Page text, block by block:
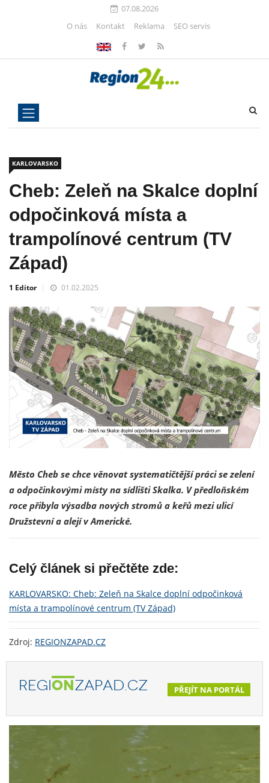
07.08.2026
O nás
Kontakt Reklama SEO servis
KARLOVARSKO
Cheb: Zeleň na Skalce doplní
odpočinková místa a
trampolínové centrum (TV
Západ)
1 Editor 01.02.2025
Město Cheb se chce věnovat systematičtější práci se zelení
a odpočinkovými místy na sídlišti Skalka. V předloňském
roce přibyla výsadba nových stromů a keřů mezi ulicí
Družstevní a alejí v Americké.
Celý článek si přečtěte zde:
KARLOVARSKO: Cheb: Zeleň na Skalce doplní odpočinková
místa a trampolínové centrum (TV Západ)
Zdroj: REGIONZAPAD.CZ
REGIONZAPAD.CZ PŘEJÍT NA PORTÁL